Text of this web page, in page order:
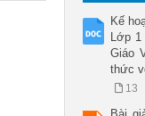
Kế
Lớp
Giáo
thức
13